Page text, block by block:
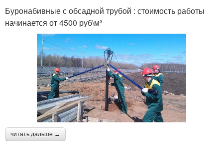
Буронабивные с обсадной трубой : стоимость работы
начинается от 4500 руб\м³
читать дальше →